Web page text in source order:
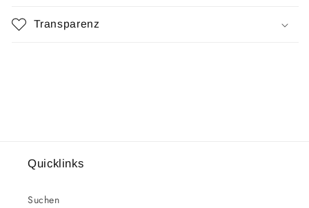
Transparenz
Quicklinks
Suchen